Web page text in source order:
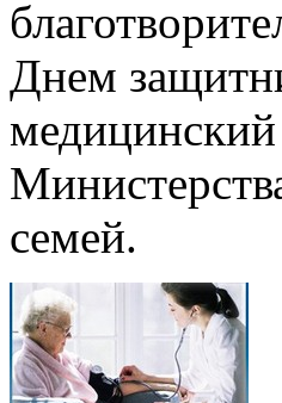
Днем
семей.